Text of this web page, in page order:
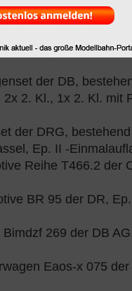
der DB,
2. Kl., 1x 2. Kl. mit
der DRG,
Ep. II -
Reihe T466.2 der
BR 95 der DR,
269 der DB
Eaos-x 075